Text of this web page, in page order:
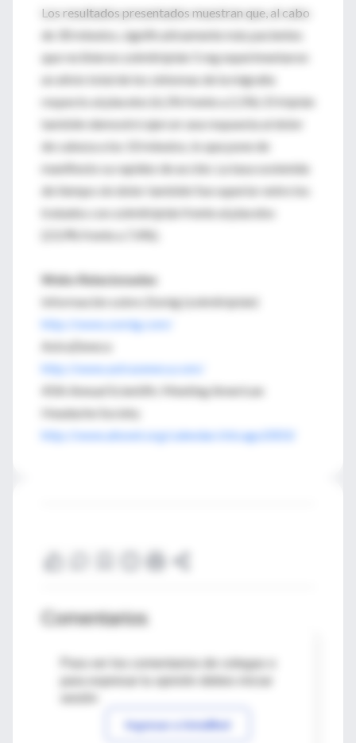
Los resultados presentados muestran que, al cabo
de 30 minutos, significativamente más pacientes
que recibieron zolmitriptán 5 mg experimentaron
un alivio total de los síntomas de la migraña
respecto al placebo (6,1% frente a 2,1%). El triptán
también demostró ejercer una respuesta al dolor
de cabeza a los 10 minutos, lo que pone de
manifiesto su rapidez de acción. La tasa sostenida
de tiempo sin dolor también fue superior entre los
tratados con zolmitriptán frente al placebo
(23,9% frente a 7,4%).
Webs Relacionadas
Información sobre Zomig (zolmitriptán)
http://www.zomig.com/
AstraZeneca
http://www.astrazeneca.com/
45th Annual Scientific Meeting American
Headache Society
http://www.ahsnet.org/calendar/chicago2003/
Comentarios
Para ver los comentarios de colegas o
Ingresar a IntraMed